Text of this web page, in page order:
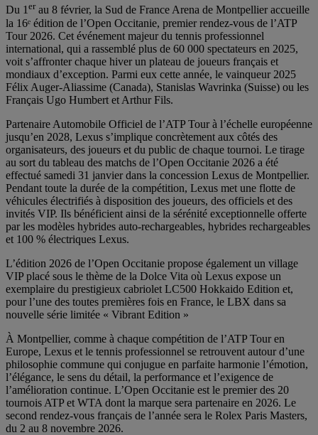
Du 1er au 8 février, la Sud de France Arena de Montpellier accueille
la 16ᵉ édition de l’Open Occitanie, premier rendez-vous de l’ATP
Tour 2026. Cet événement majeur du tennis professionnel
international, qui a rassemblé plus de 60 000 spectateurs en 2025,
voit s’affronter chaque hiver un plateau de joueurs français et
mondiaux d’exception. Parmi eux cette année, le vainqueur 2025
Félix Auger-Aliassime (Canada), Stanislas Wavrinka (Suisse) ou les
Français Ugo Humbert et Arthur Fils.
Partenaire Automobile Officiel de l’ATP Tour à l’échelle européenne
jusqu’en 2028, Lexus s’implique concrètement aux côtés des
organisateurs, des joueurs et du public de chaque tournoi. Le tirage
au sort du tableau des matchs de l’Open Occitanie 2026 a été
effectué samedi 31 janvier dans la concession Lexus de Montpellier.
Pendant toute la durée de la compétition, Lexus met une flotte de
véhicules électrifiés à disposition des joueurs, des officiels et des
invités VIP. Ils bénéficient ainsi de la sérénité exceptionnelle offerte
par les modèles hybrides auto-rechargeables, hybrides rechargeables
et 100 % électriques Lexus.
L’édition 2026 de l’Open Occitanie propose également un village
VIP placé sous le thème de la Dolce Vita où Lexus expose un
exemplaire du prestigieux cabriolet LC500 Hokkaido Edition et,
pour l’une des toutes premières fois en France, le LBX dans sa
nouvelle série limitée « Vibrant Edition »
À Montpellier, comme à chaque compétition de l’ATP Tour en
Europe, Lexus et le tennis professionnel se retrouvent autour d’une
philosophie commune qui conjugue en parfaite harmonie l’émotion,
l’élégance, le sens du détail, la performance et l’exigence de
l’amélioration continue. L’Open Occitanie est le premier des 20
tournois ATP et WTA dont la marque sera partenaire en 2026. Le
second rendez-vous français de l’année sera le Rolex Paris Masters,
du 2 au 8 novembre 2026.